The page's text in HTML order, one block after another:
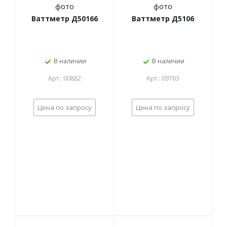
Ваттметр Д50166
В наличии
Арт.: 00882
Цена по запросу
Ваттметр Д5106
В наличии
Арт.: 09763
Цена по запросу